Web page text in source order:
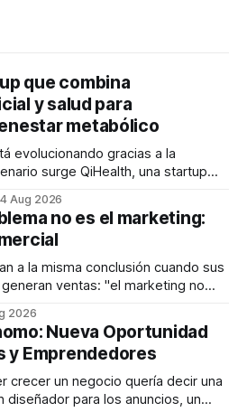
que combina
y salud para
metabólico
evolucionando gracias a la
surge QiHealth, una startup
inteligencia artificial y monitoreo
a las personas a tomar mejores
metabólica. Su propuesta busca
Aug 2026
no es el marketing:
a la misma conclusión cuando sus
ventas: "el marketing no
estar en otro lugar. Durante
SER PRO, el especialista en
que
2026
Nueva Oportunidad
y Emprendedores
crecer un negocio quería decir una
diseñador para los anuncios, un